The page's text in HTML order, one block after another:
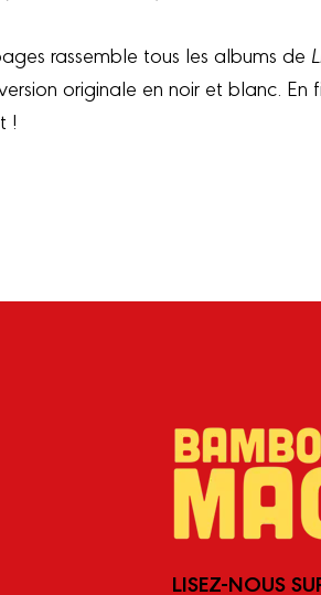
rassemble tous les albums de
originale en noir et blanc. En
!
LISEZ-NOUS